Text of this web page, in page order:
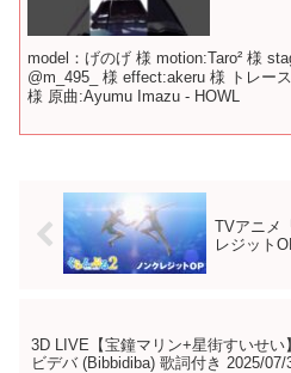
model：げのげ 様 motion:Taro² 様
@m_495_ 様 effect:akeru 様 トレー
様 原曲:Ayumu Imazu - HOWL
TVアニメ
レジット
3D LIVE【宝鐘マリン+星街すいせい
ビデバ (Bibbidiba) 歌詞付き 2025/07/